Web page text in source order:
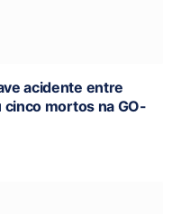
acidente entre
mortos na GO-